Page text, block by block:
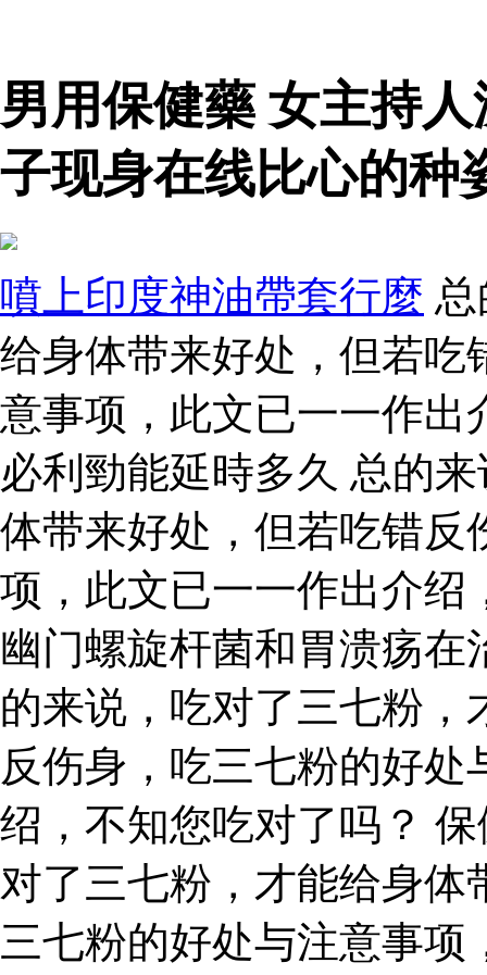
男用保健藥 女主持
子现身在线比心的种
噴上印度神油帶套行麼
给身体带来好处，但若吃
意事项，此文已一一作出
必利勁能延時多久 总的
体带来好处，但若吃错反
项，此文已一一作出介绍
幽门螺旋杆菌和胃溃疡
的来说，吃对了三七粉
反伤身，吃三七粉的好
绍，不知您吃对了吗？
对了三七粉，才能给身
三七粉的好处与注意事